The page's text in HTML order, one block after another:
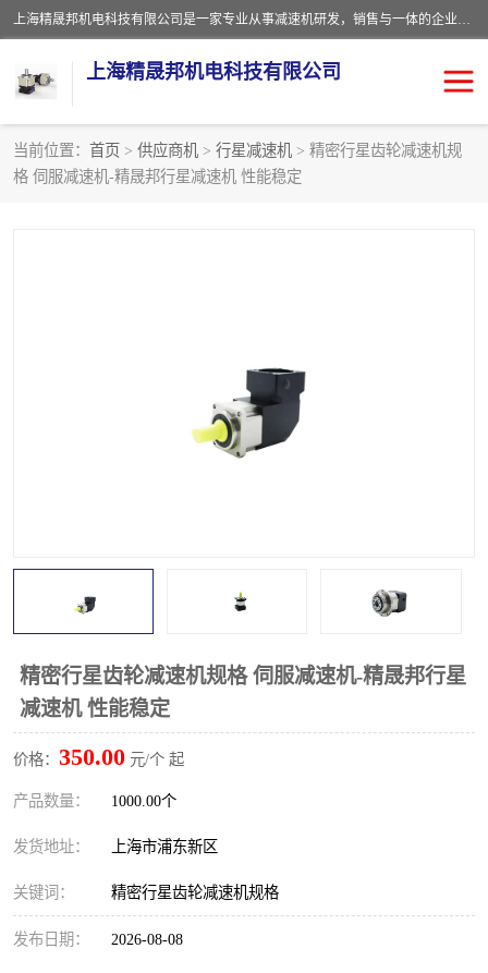
上海精晟邦机电科技有限公司是一家专业从事减速机研发，销售与一体的企业。公司拥有资深技术人员和技术团队服务人才，致力于为广大客户提供专业，细致的产品服务。主营产品有：中型减速电机，微型调速电机，精密行星减速机，蜗轮蜗杆减速机，RFKS四大系列减速机，SKM双曲面齿轮减速机，齿轮减速电机，行星减速机，防爆电机，变频器等系列；产品广泛用于汽车，船舶，能源，环保，包装，物流等领域，欢迎咨询。
上海精晟邦机电科技有限公司
当前位置： 首页 > 供应商机 > 行星减速机 > 精密行星齿轮减速机规
格 伺服减速机-精晟邦行星减速机 性能稳定
精密行星齿轮减速机规格 伺服减速机-精晟邦行星
减速机 性能稳定
价格： 350.00 元/个 起
产品数量： 1000.00个
发货地址： 上海市浦东新区
关键词： 精密行星齿轮减速机规格
发布日期： 2026-08-08
减速电机 NMRV蜗轮蜗杆减速机
晟邦电机